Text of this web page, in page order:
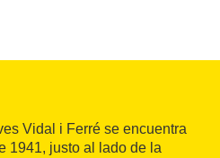
Vidal i Ferré se encuentra
1941, justo al lado de la